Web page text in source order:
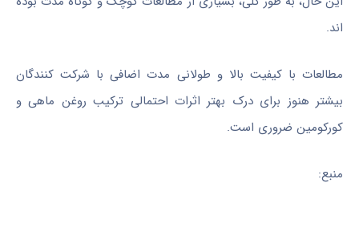
اند.
مطالعات با کیفیت بالا و طولانی مدت اضافی با شرکت کنندگان
بیشتر هنوز برای درک بهتر اثرات احتمالی ترکیب روغن ماهی و
کورکومین ضروری است.
منبع: